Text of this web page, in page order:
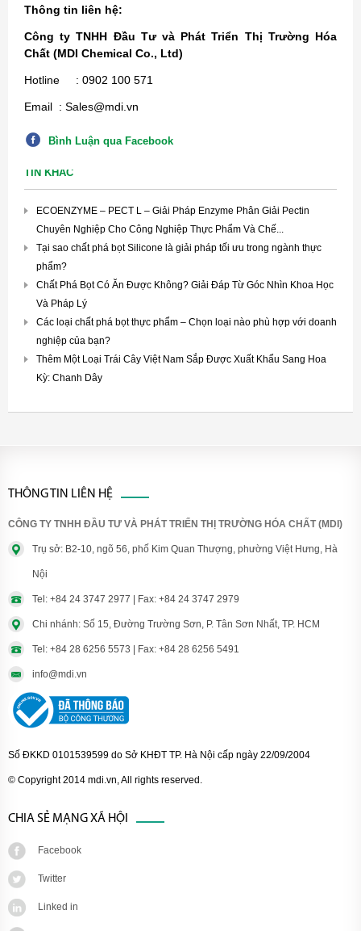
Thông tin liên hệ:
Công ty TNHH Đầu Tư và Phát Triển Thị Trường Hóa
Chất (MDI Chemical Co., Ltd)
Hotline : 0902 100 571
Email : Sales@mdi.vn
Bình Luận qua Facebook
TIN KHÁC
ECOENZYME – PECT L – Giải Pháp Enzyme Phân Giải Pectin
Chuyên Nghiệp Cho Công Nghiệp Thực Phẩm Và Chế...
Tại sao chất phá bọt Silicone là giải pháp tối ưu trong ngành thực
phẩm?
Chất Phá Bọt Có Ăn Được Không? Giải Đáp Từ Góc Nhìn Khoa Học
Và Pháp Lý
Các loại chất phá bọt thực phẩm – Chọn loại nào phù hợp với doanh
nghiệp của bạn?
Thêm Một Loại Trái Cây Việt Nam Sắp Được Xuất Khẩu Sang Hoa
Kỳ: Chanh Dây
THÔNG TIN LIÊN HỆ
CÔNG TY TNHH ĐẦU TƯ VÀ PHÁT TRIỂN THỊ TRƯỜNG HÓA CHẤT (MDI)
Trụ sở: B2-10, ngõ 56, phố Kim Quan Thượng, phường Việt Hưng, Hà
Nội
Tel: +84 24 3747 2977 | Fax: +84 24 3747 2979
Chi nhánh: Số 15, Đường Trường Sơn, P. Tân Sơn Nhất, TP. HCM
Tel: +84 28 6256 5573 | Fax: +84 28 6256 5491
info@mdi.vn
Số ĐKKD 0101539599 do Sở KHĐT TP. Hà Nội cấp ngày 22/09/2004
© Copyright 2014 mdi.vn, All rights reserved.
CHIA SẺ MẠNG XÃ HỘI
Facebook
Twitter
Linked in